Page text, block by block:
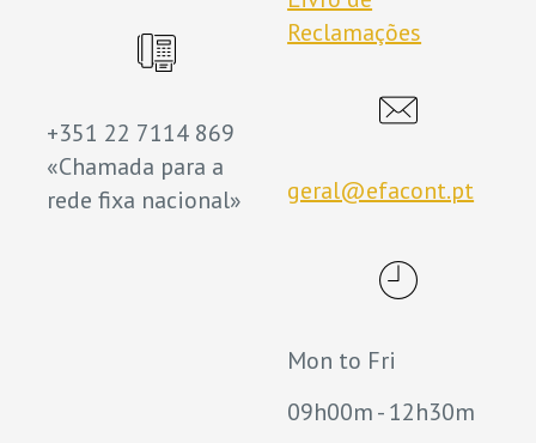
+351 22 7114 869
«Chamada para a
rede fixa nacional»
Reclamações
geral@efacont.pt
Mon to Fri
09h00m - 12h30m